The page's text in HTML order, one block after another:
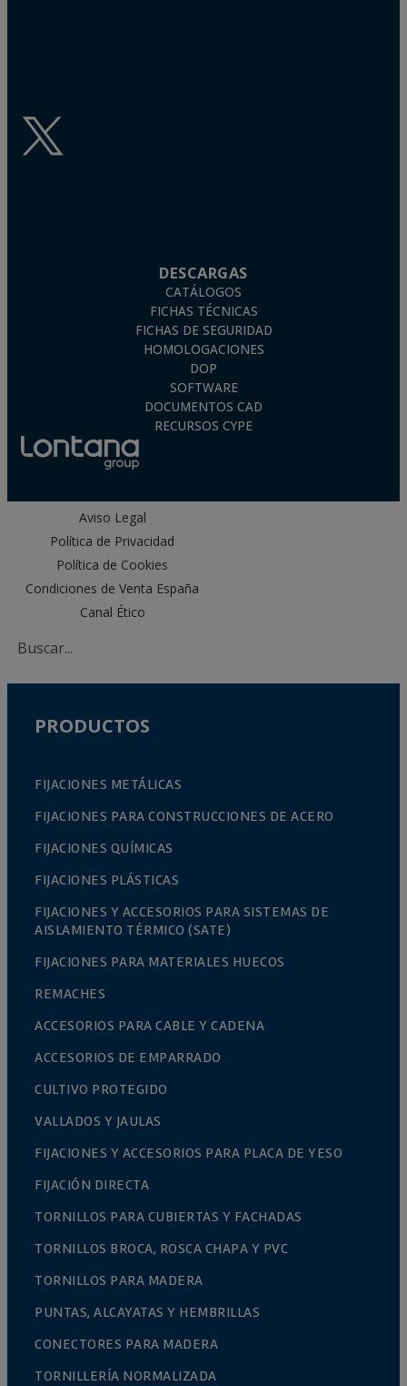
DESCARGAS
CATÁLOGOS
FICHAS TÉCNICAS
FICHAS DE SEGURIDAD
HOMOLOGACIONES
DOP
SOFTWARE
DOCUMENTOS CAD
RECURSOS CYPE
Aviso Legal
Política de Privacidad
Política de Cookies
Condiciones de Venta España
Canal Ético
PRODUCTOS
FIJACIONES METÁLICAS
FIJACIONES PARA CONSTRUCCIONES DE ACERO
FIJACIONES QUÍMICAS
FIJACIONES PLÁSTICAS
FIJACIONES Y ACCESORIOS PARA SISTEMAS DE
AISLAMIENTO TÉRMICO (SATE)
FIJACIONES PARA MATERIALES HUECOS
REMACHES
ACCESORIOS PARA CABLE Y CADENA
ACCESORIOS DE EMPARRADO
CULTIVO PROTEGIDO
VALLADOS Y JAULAS
FIJACIONES Y ACCESORIOS PARA PLACA DE YESO
FIJACIÓN DIRECTA
TORNILLOS PARA CUBIERTAS Y FACHADAS
TORNILLOS BROCA, ROSCA CHAPA Y PVC
TORNILLOS PARA MADERA
PUNTAS, ALCAYATAS Y HEMBRILLAS
CONECTORES PARA MADERA
TORNILLERÍA NORMALIZADA